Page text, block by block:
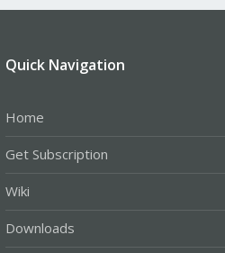
Quick Navigation
Home
Get Subscription
Wiki
Downloads